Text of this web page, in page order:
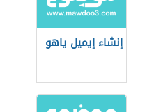
إنشاء إيميل ياهو